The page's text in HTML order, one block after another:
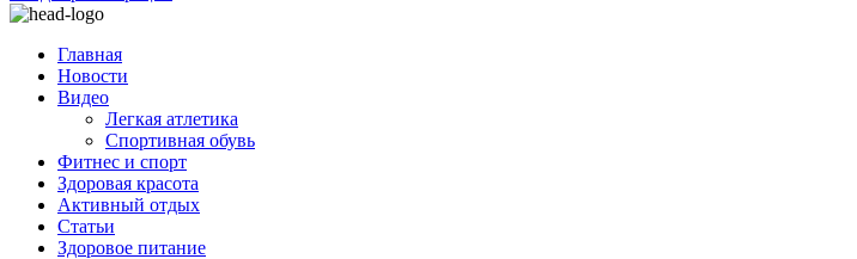
Главная
Новости
Видео
Легкая атлетика
Спортивная обувь
Фитнес и спорт
Здоровая красота
Активный отдых
Статьи
Здоровое питание